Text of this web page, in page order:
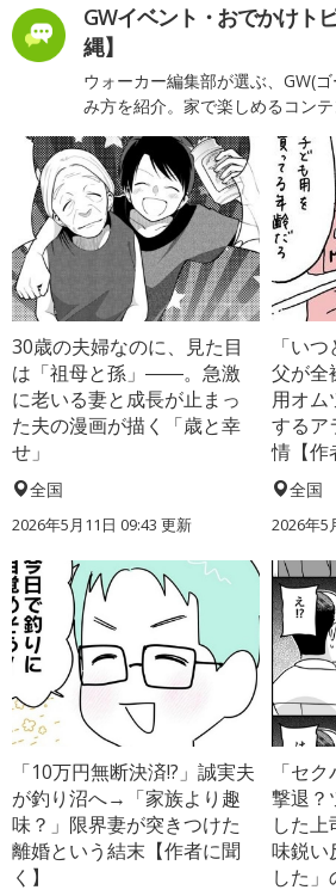
GWイベント・おでかけト
縄】
ウォーカー編集部が選ぶ、GW(
み方を紹介。家で楽しめるコンテ
30歳の夫婦なのに、見た目
は「祖母と孫」――。急激
に老いる妻と成長が止まっ
た夫の漫画が描く「歳と幸
せ」
全国
2026年5月11日 09:43 更新
「い
父が
用オム
するア
情【作
全国
2026年5
「10万円無断決済!?」誠実夫
が釣り沼へ→「家族より趣
味？」限界妻が突きつけた
離婚という結末【作者に聞
く】
「セ
撃退？
した
味鋭い
した」